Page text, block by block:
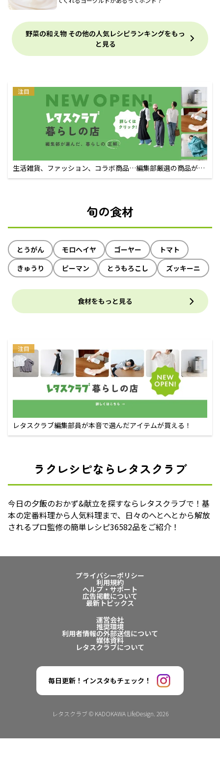
野菜の和え物 その他の人気レシピランキングをもっ
と見る
注目
生活雑貨、ファッション、コラボ商品…編集部厳選の商品が買
えるECサイト
旬の食材
とうがん モロヘイヤ ゴーヤー
トマト
きゅうり
ピーマン とうもろこし ズッキーニ
食材をもっと見る
注目
レタスクラブ編集部員が本音で選んだアイテムが買える！
ラクレシピならレタスクラブ
今日の夕飯のおかず&献立を探すならレタスクラブで！基
本の定番料理から人気料理まで、日々のへとへとから解放
されるプロ監修の簡単レシピ36582品をご紹介！
プライバシーポリシー
利用規約
ヘルプ・サポート
広告掲載について
最新トピックス
運営会社
推奨環境
利用者情報の外部送信について
媒体資料
レタスクラブについて
毎日更新！インスタもチェック！
レタスクラブ © KADOKAWA LifeDesign. 2026